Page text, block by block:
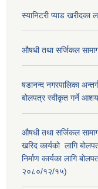
स्यानिटरी प्याड खरीदका
औषधी तथा सर्जिकल
षडानन्द नगरपालिका
बोलपत्र स्वीकृत गर्ने
औषधी तथा सर्जिकल
खरिद कार्यको लागि
निर्माण कार्यका लागि
२०८०/१२/१५)